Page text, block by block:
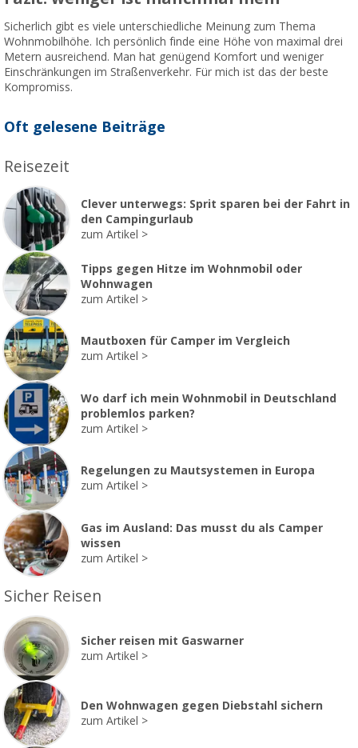
Sicherlich gibt es viele unterschiedliche Meinung zum Thema
Wohnmobilhöhe. Ich persönlich finde eine Höhe von maximal drei
Metern ausreichend. Man hat genügend Komfort und weniger
Einschränkungen im Straßenverkehr. Für mich ist das der beste
Kompromiss.
Oft gelesene Beiträge
Reisezeit
Clever unterwegs: Sprit sparen bei der Fahrt in
den Campingurlaub
zum Artikel
Tipps gegen Hitze im Wohnmobil oder
Wohnwagen
zum Artikel
Mautboxen für Camper im Vergleich
zum Artikel
Wo darf ich mein Wohnmobil in Deutschland
problemlos parken?
zum Artikel
Regelungen zu Mautsystemen in Europa
zum Artikel
Gas im Ausland: Das musst du als Camper
wissen
zum Artikel
Sicher Reisen
Sicher reisen mit Gaswarner
zum Artikel
Den Wohnwagen gegen Diebstahl sichern
zum Artikel